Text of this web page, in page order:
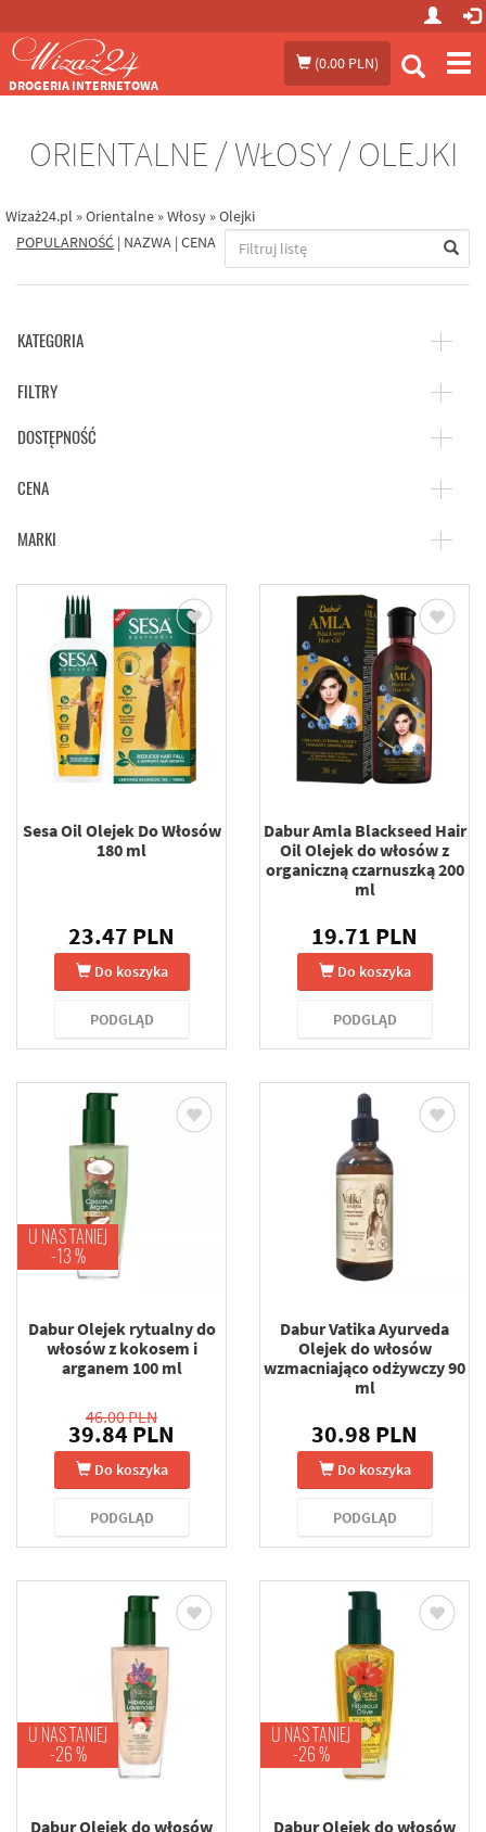
(0.00 PLN)
DROGERIA INTERNETOWA
ORIENTALNE / WŁOSY / OLEJKI
Wizaż24.pl »Orientalne »Włosy »Olejki
POPULARNOŚĆ | NAZWA | CENA
KATEGORIA
FILTRY
DOSTĘPNOŚĆ
CENA
MARKI
Sesa Oil Olejek Do Włosów
180 ml
23.47 PLN
Do koszyka
PODGLĄD
Dabur Amla Blackseed Hair
Oil Olejek do włosów z
organiczną czarnuszką 200
ml
19.71 PLN
Do koszyka
PODGLĄD
U NAS TANIEJ
-13 %
Dabur Olejek rytualny do
włosów z kokosem i
arganem 100 ml
46.00 PLN
39.84 PLN
Do koszyka
PODGLĄD
Dabur Vatika Ayurveda
Olejek do włosów
wzmacniająco odżywczy 90
ml
30.98 PLN
Do koszyka
PODGLĄD
U NAS TANIEJ
-26 %
Dabur Olejek do włosów
U NAS TANIEJ
-26 %
Dabur Olejek do włosów